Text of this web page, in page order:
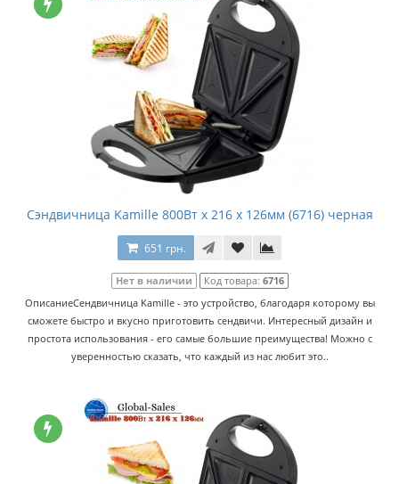
Сэндвичница Kamille 800Вт x 216 x 126мм (6716) черная
651 грн.
Нет в наличии Код товара: 6716
ОписаниеСендвичница Kamille - это устройство, благодаря которому вы
сможете быстро и вкусно приготовить сендвичи. Интересный дизайн и
простота использования - его самые большие преимущества! Можно с
уверенностью сказать, что каждый из нас любит это..